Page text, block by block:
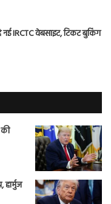
नई IRCTC वेबसाइट, टिकट बुकिंग